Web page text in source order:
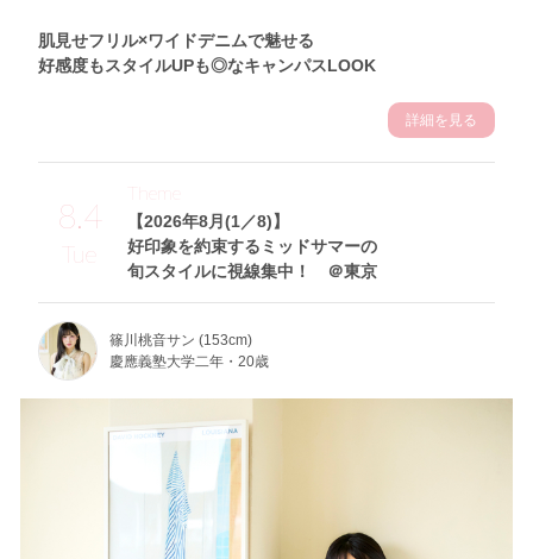
肌見せフリル×ワイドデニムで魅せる
好感度もスタイルUPも◎なキャンパスLOOK
詳細を見る
8.4
Tue
【2026年8月(1／8)】
好印象を約束するミッドサマーの
旬スタイルに視線集中！ ＠東京
Theme
篠川桃音サン (153cm)
慶應義塾大学二年・20歳